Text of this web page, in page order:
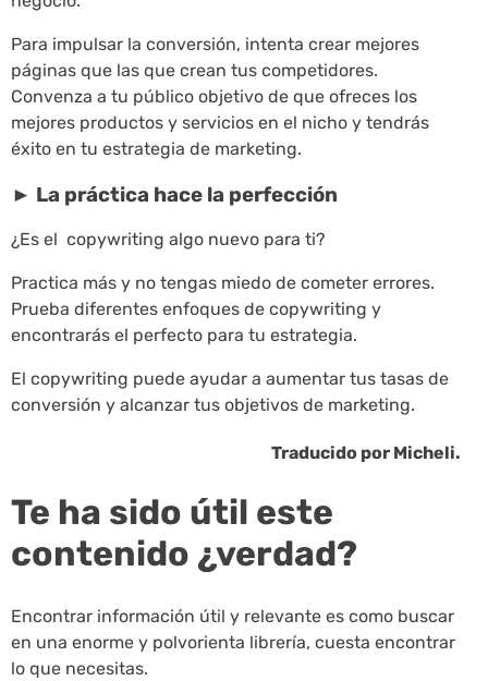
Para impulsar la conversión, intenta crear mejores
páginas que las que crean tus competidores.
Convenza a tu público objetivo de que ofreces los
mejores productos y servicios en el nicho y tendrás
éxito en tu estrategia de marketing.
► La práctica hace la perfección
¿Es el copywriting algo nuevo para ti?
Practica más y no tengas miedo de cometer errores.
Prueba diferentes enfoques de copywriting y
encontrarás el perfecto para tu estrategia.
El copywriting puede ayudar a aumentar tus tasas de
conversión y alcanzar tus objetivos de marketing.
Traducido por Micheli.
Te ha sido útil este
contenido ¿verdad?
Encontrar información útil y relevante es como buscar
en una enorme y polvorienta librería, cuesta encontrar
lo que necesitas.